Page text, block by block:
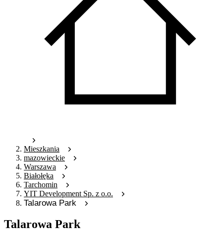
Mieszkania
mazowieckie
Warszawa
Białołęka
Tarchomin
YIT Development Sp. z o.o.
Talarowa Park
Talarowa Park